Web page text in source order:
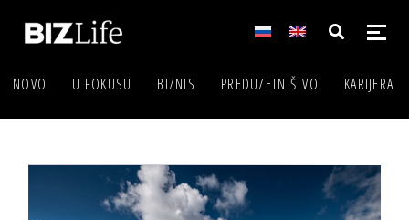
NOVO U FOKUSU BIZNIS PREDUZETNIŠTVO KARIJERA